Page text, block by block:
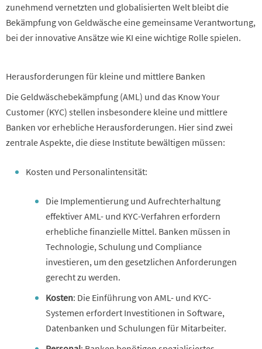
zunehmend vernetzten und globalisierten Welt bleibt die
Bekämpfung von Geldwäsche eine gemeinsame Verantwortung,
bei der innovative Ansätze wie KI eine wichtige Rolle spielen.
Herausforderungen für kleine und mittlere Banken
Die Geldwäschebekämpfung (AML) und das Know Your
Customer (KYC) stellen insbesondere kleine und mittlere
Banken vor erhebliche Herausforderungen. Hier sind zwei
zentrale Aspekte, die diese Institute bewältigen müssen:
Kosten und Personalintensität:
Die Implementierung und Aufrechterhaltung
effektiver AML- und KYC-Verfahren erfordern
erhebliche finanzielle Mittel. Banken müssen in
Technologie, Schulung und Compliance
investieren, um den gesetzlichen Anforderungen
gerecht zu werden.
Kosten: Die Einführung von AML- und KYC-
Systemen erfordert Investitionen in Software,
Datenbanken und Schulungen für Mitarbeiter.